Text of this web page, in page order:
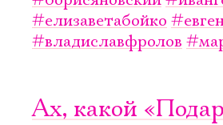
#елизаветабойко
#владиславфролов
Ах, какой